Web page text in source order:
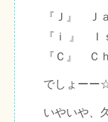
『Ｊ』 Ｊ
『ｉ 』 Ｉ
『Ｃ』 Ｃ
でしょーー
いやいや、